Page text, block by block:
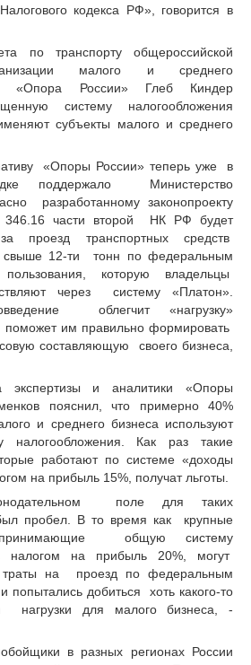
кодекса РФ», говорится в
по транспорту общероссийской
малого и среднего
«Опора России» Глеб Киндер
систему налогообложения
субъекты малого и среднего
«Опоры России» теперь уже в
поддержало Министерство
разработанному законопроекту
346.16 части второй НК РФ будет
проезд транспортных средств
свыше 12-ти тонн по федеральным
которую владельцы
через систему «Платон».
облегчит «нагрузку»
им правильно формировать
составляющую своего бизнеса,
экспертизы и аналитики «Опоры
пояснил, что примерно 40%
и среднего бизнеса используют
налогообложения. Как раз такие
работают по системе «доходы
на прибыль 15%, получат льготы.
поле для таких
пробел. В то время как крупные
принимающие общую систему
налогом на прибыль 20%, могут
траты на проезд по федеральным
попытались добиться хоть какого-то
нагрузки для малого бизнеса, -
в разных регионах России